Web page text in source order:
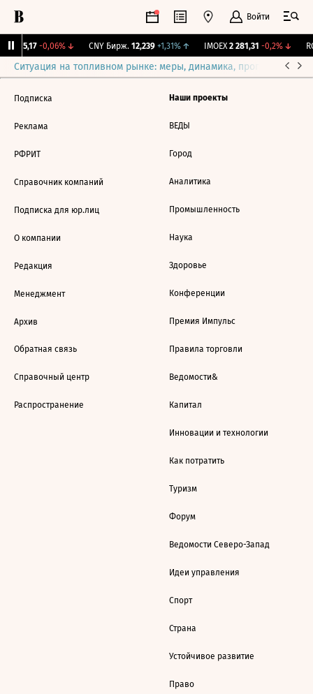
Войти
115,17 -0,06%↓ CNY Бирж. 12,239 +1,31%↑ IMOEX 2 281,31 -0,2%↓
Ситуация на топливном рынке: меры, динамика, прогнозы
Подписка
Реклама
РФРИТ
Справочник компаний
Подписка для юр.лиц
О компании
Редакция
Менеджмент
Архив
Обратная связь
Справочный центр
Распространение
Наши проекты
ВЕДЫ
Город
Аналитика
Промышленность
Наука
Здоровье
Конференции
Премия Импульс
Правила торговли
Ведомости&
Капитал
Инновации и технологии
Как потратить
Туризм
Форум
Ведомости Северо-Запад
Идеи управления
Спорт
Страна
Устойчивое развитие
Право